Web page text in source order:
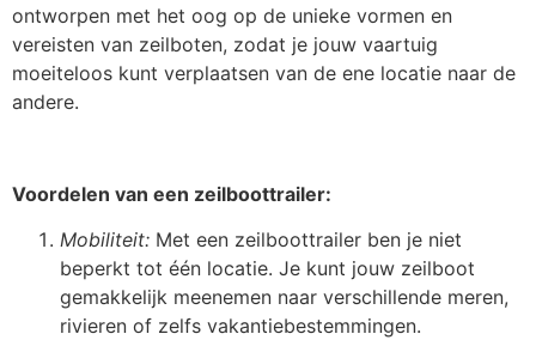
ontworpen met het oog op de unieke vormen en
vereisten van zeilboten, zodat je jouw vaartuig
moeiteloos kunt verplaatsen van de ene locatie naar de
andere.
Voordelen van een zeilboottrailer:
Mobiliteit: Met een zeilboottrailer ben je niet
beperkt tot één locatie. Je kunt jouw zeilboot
gemakkelijk meenemen naar verschillende meren,
rivieren of zelfs vakantiebestemmingen.